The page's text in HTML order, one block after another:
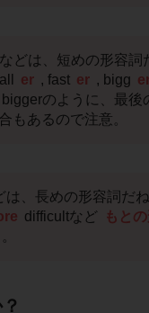
どは、短めの形容詞
er , fast er , bigg
biggerのように、最後
もあるので注意。
、長めの形容詞だね
difficultなど もと
。